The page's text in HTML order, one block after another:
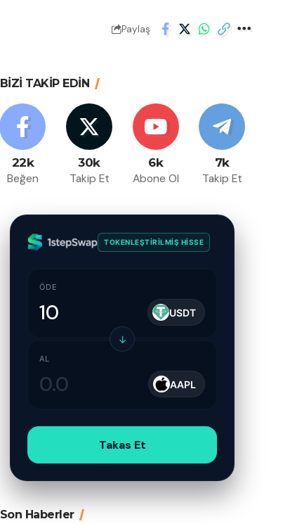
Paylaş
BİZİ TAKİP EDİN
22k
Beğen
30k
Takip Et
6k
Abone Ol
7k
Takip Et
TOKENLEŞTIRILMIŞ HISSE
ÖDE
USDT
↓
AL
AAPL
Takas Et
Son Haberler